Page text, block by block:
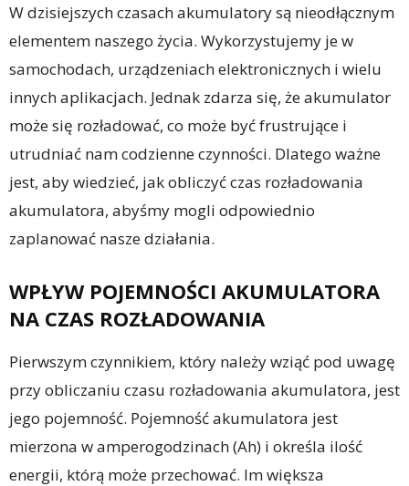
W dzisiejszych czasach akumulatory są nieodłącznym
elementem naszego życia. Wykorzystujemy je w
samochodach, urządzeniach elektronicznych i wielu
innych aplikacjach. Jednak zdarza się, że akumulator
może się rozładować, co może być frustrujące i
utrudniać nam codzienne czynności. Dlatego ważne
jest, aby wiedzieć, jak obliczyć czas rozładowania
akumulatora, abyśmy mogli odpowiednio
zaplanować nasze działania.
WPŁYW POJEMNOŚCI AKUMULATORA
NA CZAS ROZŁADOWANIA
Pierwszym czynnikiem, który należy wziąć pod uwagę
przy obliczaniu czasu rozładowania akumulatora, jest
jego pojemność. Pojemność akumulatora jest
mierzona w amperogodzinach (Ah) i określa ilość
energii, którą może przechować. Im większa